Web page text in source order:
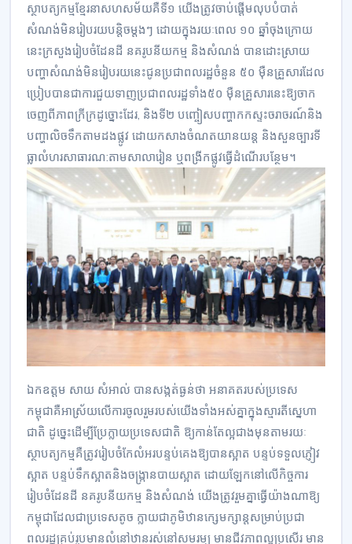
ស្ថាបត្យកម្មខ្មែរនាសហសម័យគឺទី១ យើងត្រូវចាប់ផ្ដើមលុបបំបាត់
សំណង់មិនរៀបរយបន្តិចម្តងៗ ដោយក្នុងរយៈពេល ១០ ឆ្នាំចុងក្រោយ
នេះក្រសួងរៀបចំដែនដី នគរូបនីយកម្ម និងសំណង់ បានដោះស្រាយ
បញ្ហាសំណង់មិនរៀបរយនេះជូនប្រជាពលរដ្ឋចំនួន ៥០ ម៉ឺនគ្រួសារដែល
ប្រៀបបានជាការជួយទាញប្រជាពលរដ្ឋទាំង៥០ ម៉ឺនគ្រួសារនេះឱ្យចាក
ចេញពីភាពក្រីក្រដូច្នោះដែរ, និងទី២ បញ្ចៀសបញ្ហាកកស្ទះចរាចរណ៍និង
បញ្ហាលិចទឹកតាមដងផ្លូវ ដោយកសាងចំណតយានយន្ត និងសួនច្បារទី
ធ្លាលំហរសាធារណ:តាមសាលារៀន ឬពង្រីកផ្លូវធ្វើដំណើរបន្ថែម។
ឯកឧត្តម សាយ សំអាល់ បានសង្កត់ធ្ងន់ថា អនាគតរបស់ប្រទេស
កម្ពុជាគឺអាស្រ័យលើការចូលរួមរបស់យើងទាំងអស់គ្នាក្នុងស្មារតីស្នេហា
ជាតិ ដូច្នេះដើម្បីប្រែក្លាយប្រទេសជាតិ ឱ្យកាន់តែល្អជាងមុនតាមរយៈ
ស្ថាបត្យកម្មគឺត្រូវរៀបចំកែលំអរបន្ទប់គេងឱ្យបានស្អាត បន្ទប់ទទួលភ្ញៀវ
ស្អាត បន្ទប់ទឹកស្អាតនិងចង្ក្រានបាយស្អាត ដោយឡែកនៅលើកិច្ចការ
រៀបចំដែនដី នគរូបនីយកម្ម និងសំណង់ យើងត្រូវរួមគ្នាធ្វើយ៉ាងណាឱ្យ
កម្ពុជាដែលជាប្រទេសតូច ក្លាយជាភូមិឋានក្សេមក្សាន្តសម្រាប់ប្រជា
ពលរដ្ឋគ្រប់រូបមានលំនៅឋានរស់នៅសមរម្យ មានជីវភាពល្អប្រសើរ មាន